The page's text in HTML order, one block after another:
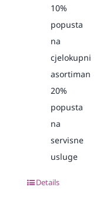
10%
popusta
na
cjelokupni
asortiman
20%
popusta
na
servisne
usluge
Details